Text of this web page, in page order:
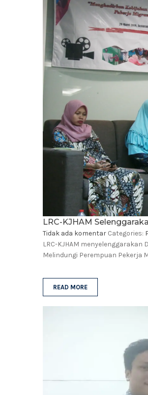
LRC-KJHAM
Tidak ada komentar Categories:
LRC-KJHAM
Melindungi Perempuan Pekerja
READ MORE